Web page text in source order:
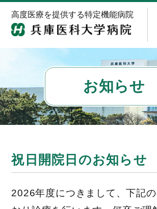
高度医療を提供する特定機能病院
お知らせ
祝日開院日のお知らせ
2026年度につきまして、下記